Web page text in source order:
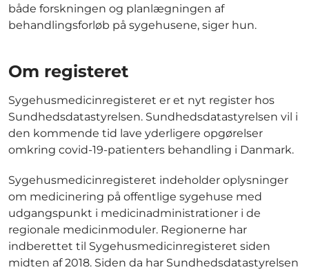
både forskningen og planlægningen af
behandlingsforløb på sygehusene, siger hun.
Om registeret
Sygehusmedicinregisteret er et nyt register hos
Sundhedsdatastyrelsen. Sundhedsdatastyrelsen vil i
den kommende tid lave yderligere opgørelser
omkring covid-19-patienters behandling i Danmark.
Sygehusmedicinregisteret indeholder oplysninger
om medicinering på offentlige sygehuse med
udgangspunkt i medicinadministrationer i de
regionale medicinmoduler. Regionerne har
indberettet til Sygehusmedicinregisteret siden
midten af 2018. Siden da har Sundhedsdatastyrelsen